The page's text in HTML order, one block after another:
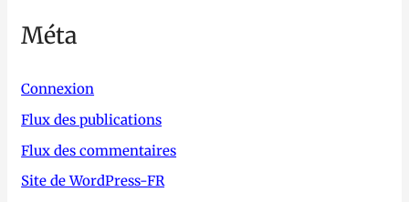
Méta
Connexion
Flux des publications
Flux des commentaires
Site de WordPress-FR